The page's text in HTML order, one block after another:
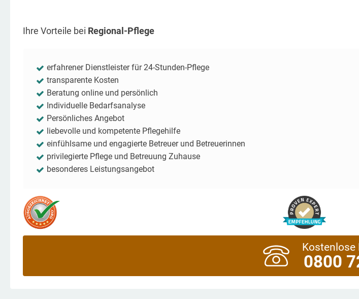
Ihre Vorteile bei Regional-Pflege
erfahrener Dienstleister für 24-Stunden-Pflege
transparente Kosten
Beratung online und persönlich
Individuelle Bedarfsanalyse
Persönliches Angebot
liebevolle und kompetente Pflegehilfe
einfühlsame und engagierte Betreuer und Betreuerinnen
privilegierte Pflege und Betreuung Zuhause
besonderes Leistungsangebot
Kostenlose
0800